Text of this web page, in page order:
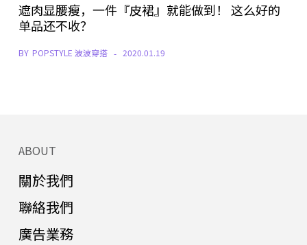
遮肉显腰瘦，一件『皮裙』就能做到！ 这么好的
单品还不收？
BY POPSTYLE 波波穿搭 2020.01.19
ABOUT
關於我們
聯絡我們
廣告業務